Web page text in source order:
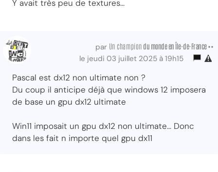
Y avait très peu de textures...
par Un champion du mondeen Île-de-France ••
le jeudi 03 juillet 2025 à 19h15
Pascal est dx12 non ultimate non ?
Du coup il anticipe déjà que windows 12 imposera
de base un gpu dx12 ultimate
Win11 imposait un gpu dx12 non ultimate... Donc
dans les fait n importe quel gpu dx11